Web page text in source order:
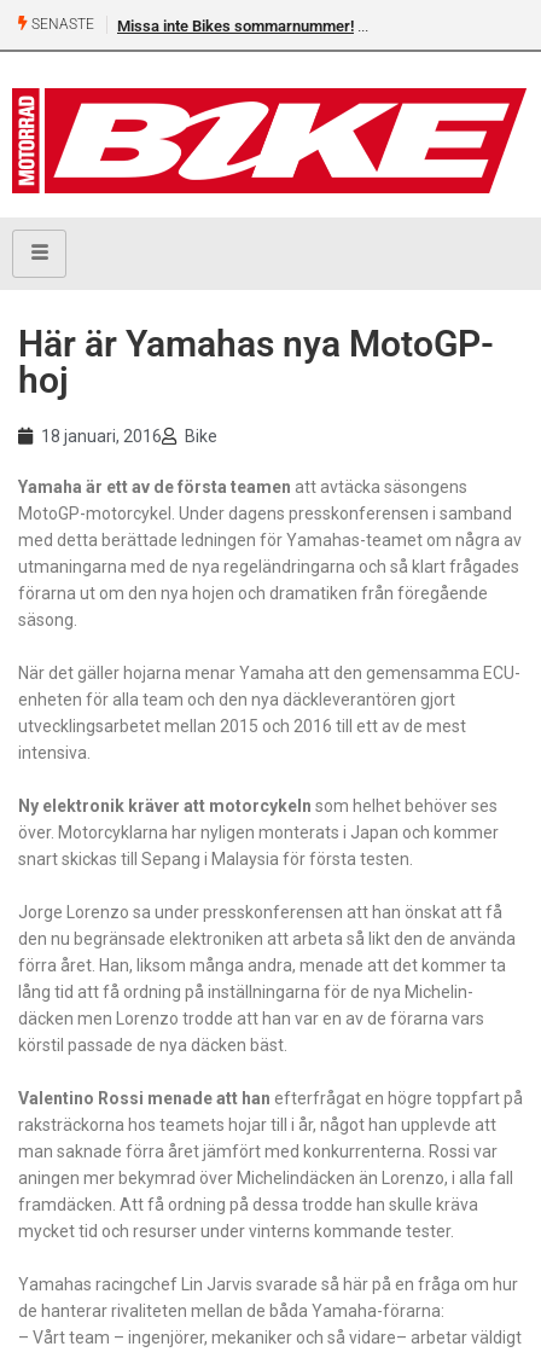
SENASTE Missa inte Bikes sommarnummer!
Här är Yamahas nya MotoGP-
hoj
18 januari, 2016 Bike
Yamaha är ett av de första teamen att avtäcka säsongens
MotoGP-motorcykel. Under dagens presskonferensen i samband
med detta berättade ledningen för Yamahas-teamet om några av
utmaningarna med de nya regeländringarna och så klart frågades
förarna ut om den nya hojen och dramatiken från föregående
säsong.
När det gäller hojarna menar Yamaha att den gemensamma ECU-
enheten för alla team och den nya däckleverantören gjort
utvecklingsarbetet mellan 2015 och 2016 till ett av de mest
intensiva.
Ny elektronik kräver att motorcykeln som helhet behöver ses
över. Motorcyklarna har nyligen monterats i Japan och kommer
snart skickas till Sepang i Malaysia för första testen.
Jorge Lorenzo sa under presskonferensen att han önskat att få
den nu begränsade elektroniken att arbeta så likt den de använda
förra året. Han, liksom många andra, menade att det kommer ta
lång tid att få ordning på inställningarna för de nya Michelin-
däcken men Lorenzo trodde att han var en av de förarna vars
körstil passade de nya däcken bäst.
Valentino Rossi menade att han efterfrågat en högre toppfart på
raksträckorna hos teamets hojar till i år, något han upplevde att
man saknade förra året jämfört med konkurrenterna. Rossi var
aningen mer bekymrad över Michelindäcken än Lorenzo, i alla fall
framdäcken. Att få ordning på dessa trodde han skulle kräva
mycket tid och resurser under vinterns kommande tester.
Yamahas racingchef Lin Jarvis svarade så här på en fråga om hur
de hanterar rivaliteten mellan de båda Yamaha-förarna:
– Vårt team – ingenjörer, mekaniker och så vidare– arbetar väldigt